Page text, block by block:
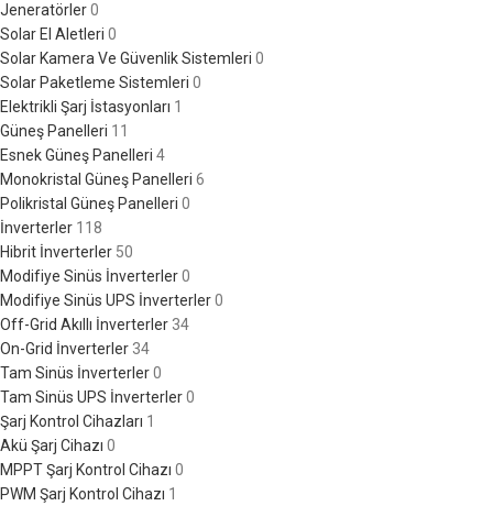
Jeneratörler0
Solar El Aletleri 0
Solar Kamera Ve Güvenlik Sistemleri 0
Solar Paketleme Sistemleri 0
Elektrikli Şarj İstasyonları 1
Güneş Panelleri 11
Esnek Güneş Panelleri 4
Monokristal Güneş Panelleri 6
Polikristal Güneş Panelleri 0
İnverterler 118
Hibrit İnverterler 50
Modifiye Sinüs İnverterler0
Modifiye Sinüs UPS İnverterler0
Off-Grid Akıllı İnverterler 34
On-Grid İnverterler 34
Tam Sinüs İnverterler0
Tam Sinüs UPS İnverterler0
Şarj Kontrol Cihazları 1
Akü Şarj Cihazı 0
MPPT Şarj Kontrol Cihazı 0
PWM Şarj Kontrol Cihazı 1